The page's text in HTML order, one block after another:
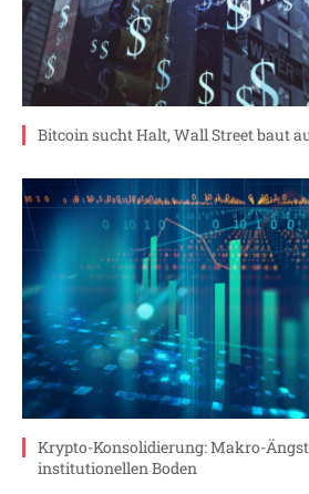
Bitcoin sucht Halt, Wall Street baut
Krypto-Konsolidierung: Makro-
institutionellen Boden